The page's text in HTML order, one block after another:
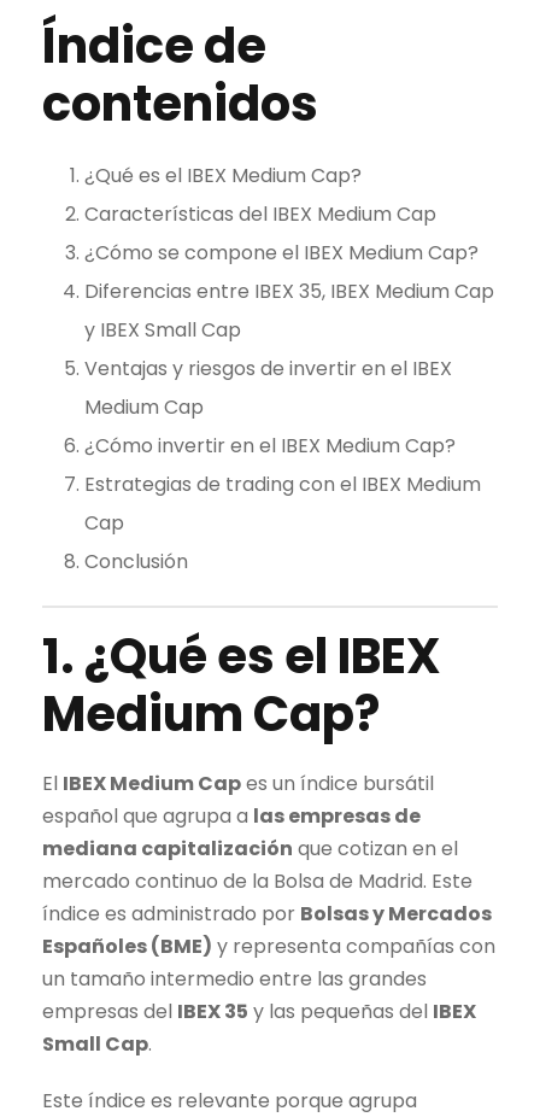
Índice de
contenidos
¿Qué es el IBEX Medium Cap?
Características del IBEX Medium Cap
¿Cómo se compone el IBEX Medium Cap?
Diferencias entre IBEX 35, IBEX Medium Cap
y IBEX Small Cap
Ventajas y riesgos de invertir en el IBEX
Medium Cap
¿Cómo invertir en el IBEX Medium Cap?
Estrategias de trading con el IBEX Medium
Cap
Conclusión
1. ¿Qué es el IBEX
Medium Cap?
El IBEX Medium Capes un índice bursátil
español que agrupa a las empresas de
mediana capitalización que cotizan en el
mercado continuo de la Bolsa de Madrid. Este
índice es administrado por Bolsas y Mercados
Españoles (BME) y representa compañías con
un tamaño intermedio entre las grandes
empresas del IBEX 35 y las pequeñas del IBEX
Small Cap.
Este índice es relevante porque agrupa